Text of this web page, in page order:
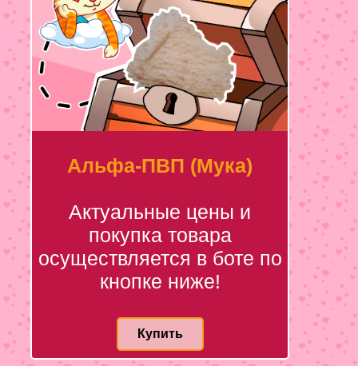
Альфа-ПВП (Мука)
Актуальные цены и
покупка товара
осуществляется в боте по
кнопке ниже!
Купить